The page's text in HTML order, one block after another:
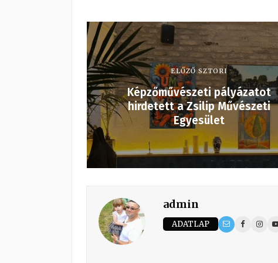
ELŐZŐ SZTORI
Képzőművészeti pályázatot
hirdetett a Zsilip Művészeti
Egyesület
admin
ADATLAP